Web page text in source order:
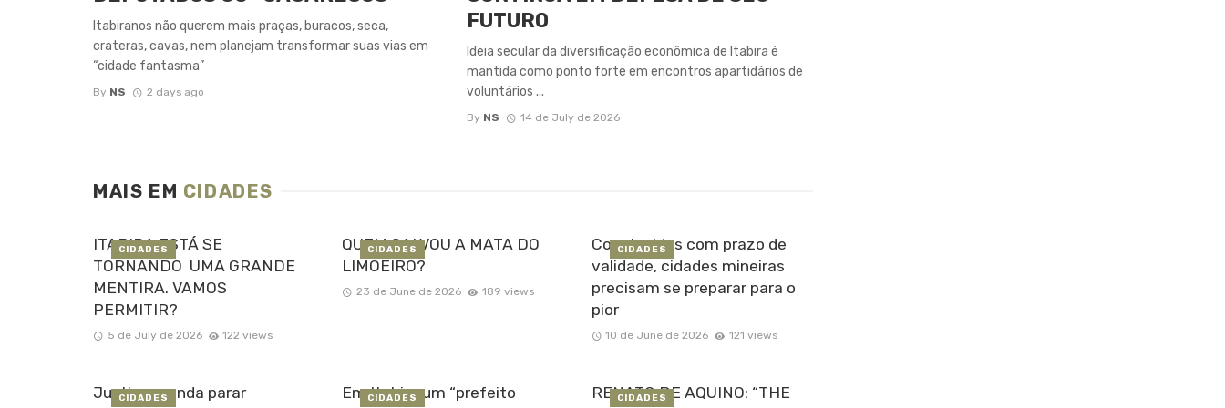
Itabiranos não querem mais praças, buracos, seca,
crateras, cavas, nem planejam transformar suas vias em
“cidade fantasma”
By NS 2 days ago
FUTURO
Ideia secular da diversificação econômica de Itabira é
mantida como ponto forte em encontros apartidários de
voluntários ...
By NS 14 de July de 2026
MAIS EM CIDADES
ITABIRA ESTÁ SE
TORNANDO UMA GRANDE
MENTIRA. VAMOS
PERMITIR?
5 de July de 2026 122 views
CIDADES
QUEM SALVOU A MATA DO
LIMOEIRO?
23 de June de 2026 189 views
CIDADES
Com jazidas com prazo de
validade, cidades mineiras
precisam se preparar para o
pior
10 de June de 2026 121 views
CIDADES
Justiça manda parar
CIDADES
Em Itabira um “prefeito
CIDADES
RENATO DE AQUINO: “THE
CIDADES